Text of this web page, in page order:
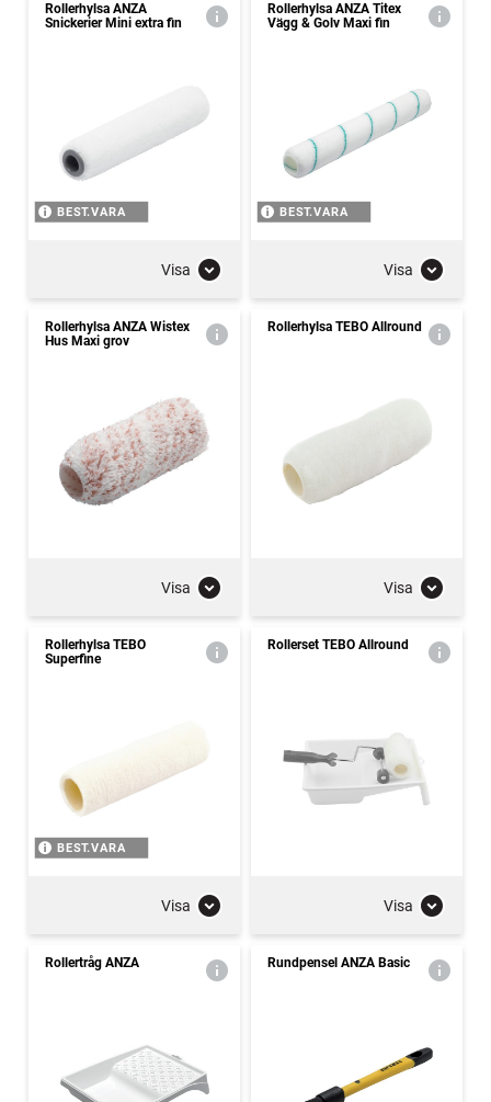
Rollerhylsa ANZA
Snickerier Mini extra fin
BEST.VARA
Visa
Rollerhylsa ANZA Titex
Vägg & Golv Maxi fin
BEST.VARA
Visa
Rollerhylsa ANZA Wistex
Hus Maxi grov
Visa
Rollerhylsa TEBO Allround
Visa
Rollerhylsa TEBO
Superfine
BEST.VARA
Visa
Rollerset TEBO Allround
Visa
Rollertråg ANZA Rundpensel ANZA Basic